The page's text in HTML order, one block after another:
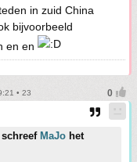
in zuid China
bijvoorbeeld
en en
• 23
schreef MaJo het